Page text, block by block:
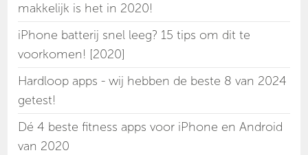
makkelijk is het in 2020!
iPhone batterij snel leeg? 15 tips om dit te
voorkomen! [2020]
Hardloop apps - wij hebben de beste 8 van 2024
getest!
Dé 4 beste fitness apps voor iPhone en Android
van 2020